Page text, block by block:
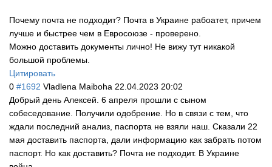
Почему почта не подходит? Почта в Украине рабоатет, причем
лучше и быстрее чем в Евросоюзе - проверено.
Можно доставить документы лично! Не вижу тут никакой
большой проблемы.
Цитировать
0 #1692 Vladlena Maiboha 22.04.2023 20:02
Добрый день Алексей. 6 апреля прошли с сыном
собеседование. Получили одобрение. Но в связи с тем, что
ждали последний анализ, паспорта не взяли наш. Сказали 22
мая доставить паспорта, дали информацию как забрать потом
паспорт. Но как доставить? Почта не подходит. В Украине